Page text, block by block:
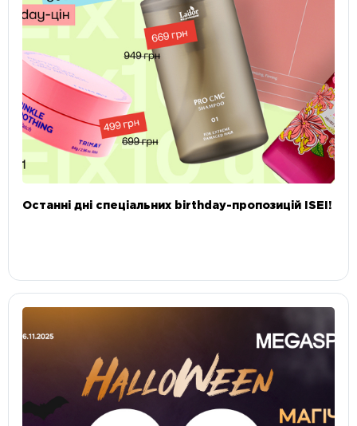
Останні дні спеціальних birthday-пропозицій ISEI!